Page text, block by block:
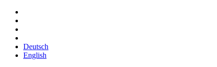
Deutsch
English